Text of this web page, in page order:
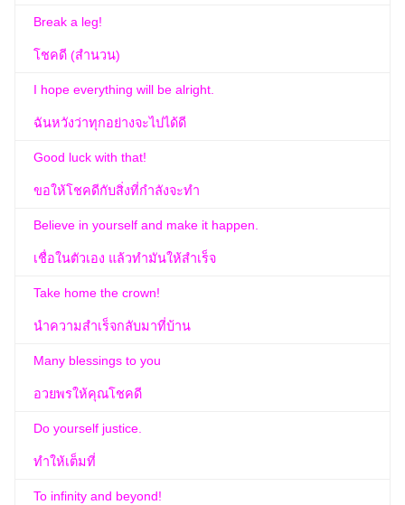
Break a leg!
โชคดี (สำนวน)
I hope everything will be alright.
ฉันหวังว่าทุกอย่างจะไปได้ดี
Good luck with that!
ขอให้โชคดีกับสิ่งที่กำลังจะทำ
Believe in yourself and make it happen.
เชื่อในตัวเอง แล้วทำมันให้สำเร็จ
Take home the crown!
นำความสำเร็จกลับมาที่บ้าน
Many blessings to you
อวยพรให้คุณโชคดี
Do yourself justice.
ทำให้เต็มที่
To infinity and beyond!